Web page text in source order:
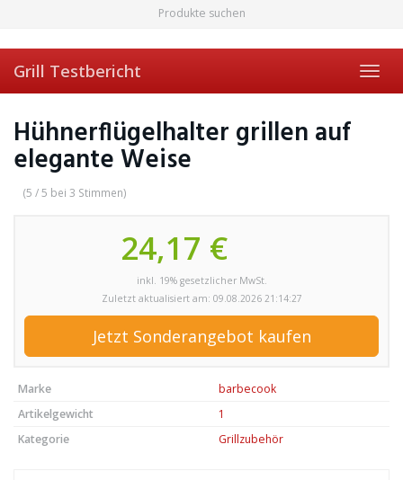
content
Produkte suchen
Grill Testbericht
Hühnerflügelhalter grillen auf
elegante Weise
(5 / 5 bei 3 Stimmen)
24,17 €
inkl. 19% gesetzlicher MwSt.
Zuletzt aktualisiert am: 09.08.2026 21:14:27
Jetzt Sonderangebot kaufen
Marke
barbecook
Artikelgewicht
1
Kategorie
Grillzubehör